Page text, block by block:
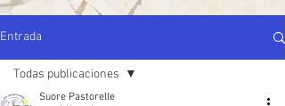
Entrada
Todas publicaciones
Suore Pastorelle